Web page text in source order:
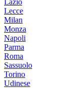
Lecce
Milan
Monza
Napoli
Parma
Roma
Sassuolo
Torino
Udinese